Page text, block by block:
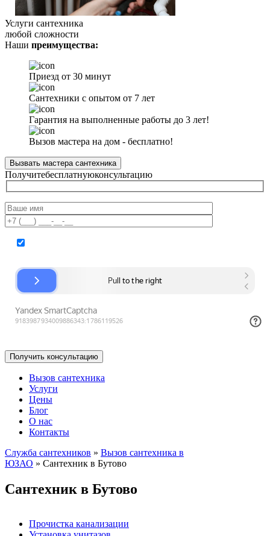
Услуги сантехника
любой сложности
Наши преимущества:
Приезд от 30 минут
Сантехники с опытом от 7 лет
Гарантия на выполненные работы до 3 лет!
Вызов мастера на дом - бесплатно!
Вызвать мастера сантехника
Получитебесплатнуюконсультацию
Вызов сантехника
Услуги
Цены
Блог
О нас
Контакты
Служба сантехников » Вызов сантехника в
ЮЗАО » Сантехник в Бутово
Сантехник в Бутово
Прочистка канализации